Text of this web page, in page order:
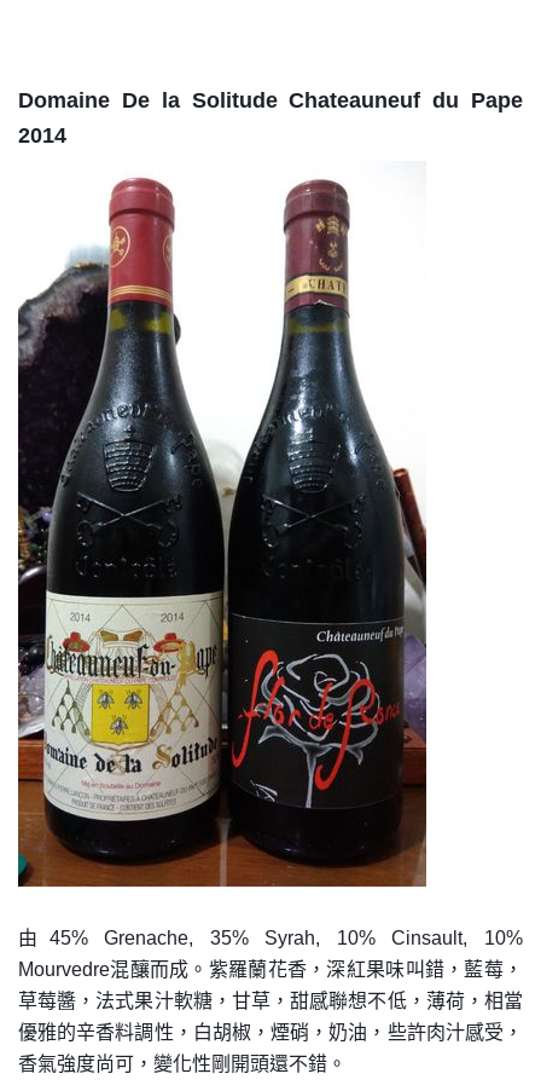
Domaine De la Solitude Chateauneuf du Pape
2014
由45% Grenache, 35% Syrah, 10% Cinsault, 10%
Mourvedre混釀而成。 紫羅蘭花香，深紅果味叫錯，藍莓，
草莓醬，法式果汁軟糖，甘草，甜感聯想不低，薄荷，相當
優雅的辛香料調性，白胡椒，煙硝，奶油，些許肉汁感受，
香氣強度尚可，變化性剛開頭還不錯。